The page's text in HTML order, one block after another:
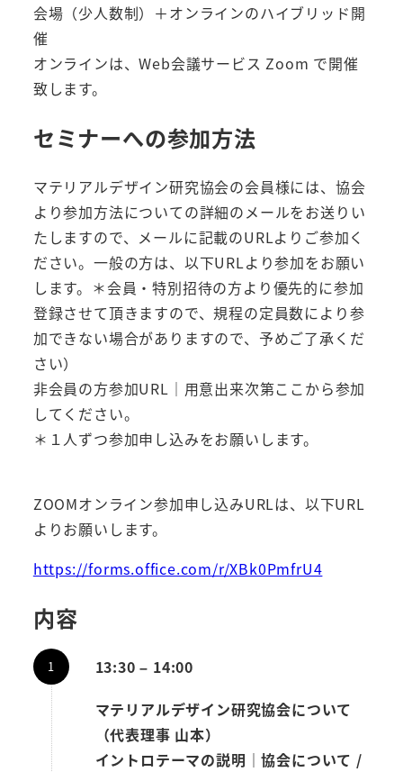
会場（少人数制）＋オンラインのハイブリッド開
催
オンラインは、Web会議サービス Zoom で開催
致します。
セミナーへの参加方法
マテリアルデザイン研究協会の会員様には、協会
より参加方法についての詳細のメールをお送りい
たしますので、メールに記載のURLよりご参加く
ださい。一般の方は、以下URLより参加をお願い
します。＊会員・特別招待の方より優先的に参加
登録させて頂きますので、規程の定員数により参
加できない場合がありますので、予めご了承くだ
さい）
非会員の方参加URL｜用意出来次第ここから参加
してください。
＊１人ずつ参加申し込みをお願いします。
ZOOMオンライン参加申し込みURLは、以下URL
よりお願いします。
https://forms.office.com/r/XBk0PmfrU4
内容
13:30 – 14:00
マテリアルデザイン研究協会について
（代表理事 山本）
イントロテーマの説明｜協会について /